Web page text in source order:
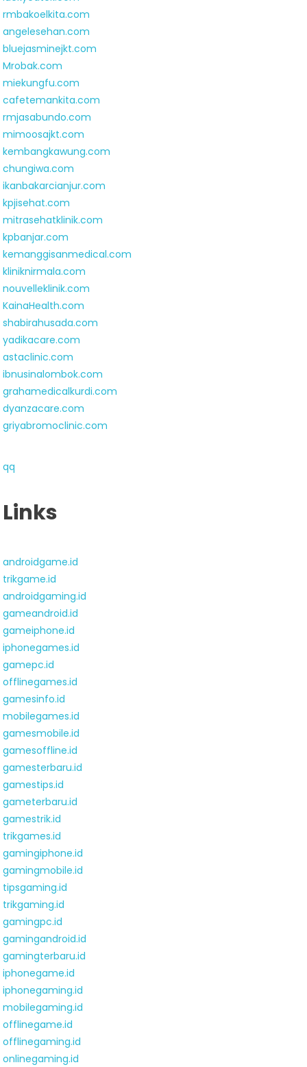
rmbakoelkita.com
angelesehan.com
bluejasminejkt.com
Mrobak.com
miekungfu.com
cafetemankita.com
rmjasabundo.com
mimoosajkt.com
kembangkawung.com
chungiwa.com
ikanbakarcianjur.com
kpjisehat.com
mitrasehatklinik.com
kpbanjar.com
kemanggisanmedical.com
kliniknirmala.com
nouvelleklinik.com
KainaHealth.com
shabirahusada.com
yadikacare.com
astaclinic.com
ibnusinalombok.com
grahamedicalkurdi.com
dyanzacare.com
griyabromoclinic.com
qq
Links
androidgame.id
trikgame.id
androidgaming.id
gameandroid.id
gameiphone.id
iphonegames.id
gamepc.id
offlinegames.id
gamesinfo.id
mobilegames.id
gamesmobile.id
gamesoffline.id
gamesterbaru.id
gamestips.id
gameterbaru.id
gamestrik.id
trikgames.id
gamingiphone.id
gamingmobile.id
tipsgaming.id
trikgaming.id
gamingpc.id
gamingandroid.id
gamingterbaru.id
iphonegame.id
iphonegaming.id
mobilegaming.id
offlinegame.id
offlinegaming.id
onlinegaming.id